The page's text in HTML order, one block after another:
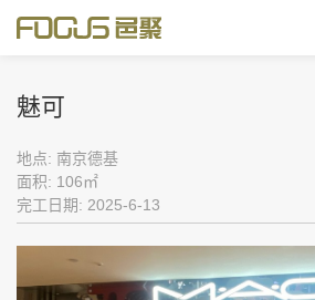
魅可
地点: 南京德基
面积: 106㎡
完工日期: 2025-6-13